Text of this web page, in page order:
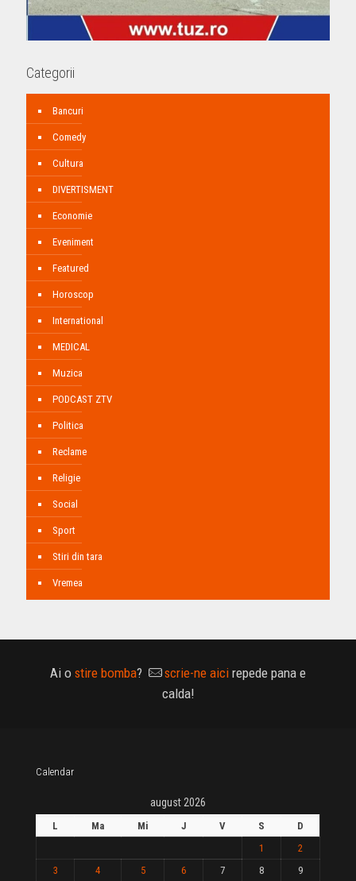
Categorii
Bancuri
Comedy
Cultura
DIVERTISMENT
Economie
Eveniment
Featured
Horoscop
International
MEDICAL
Muzica
PODCAST ZTV
Politica
Reclame
Religie
Social
Sport
Stiri din tara
Vremea
Ai o stire bomba? scrie-ne aici repede pana e
calda!
Calendar
august 2026
L Ma Mi J V S
D
1
2
3
4 5 6 7 8
9